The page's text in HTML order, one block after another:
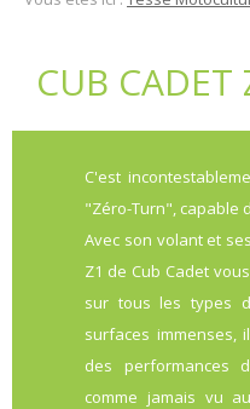
CUB CADET
C'est
"Zéro-Turn", capable
Avec son volant et
Z1 de Cub Cadet
sur tous les types
surfaces immenses,
des performances
comme jamais vu